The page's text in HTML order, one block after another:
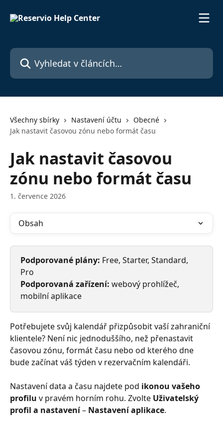
Vyhledat v článcích…
Všechny sbírky Nastavení účtu
Obecné
Jak nastavit časovou zónu nebo formát času
Jak nastavit časovou
zónu nebo formát času
1. července 2026
Obsah
Podporované plány: Free, Starter, Standard,
Pro
Podporovaná zařízení: webový prohlížeč,
mobilní aplikace
Potřebujete svůj kalendář přizpůsobit vaší zahraniční
klientele? Není nic jednoduššího, než přenastavit
časovou zónu, formát času nebo od kterého dne
bude začínat váš týden v rezervačním kalendáři.
Nastavení data a času najdete pod ikonou vašeho
profilu v pravém horním rohu. Zvolte Uživatelský
profil a nastavení – Nastavení aplikace.